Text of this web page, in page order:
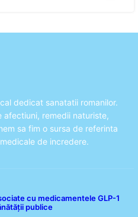
dedicat sanatatii romanilor.
afectiuni, remedii naturiste,
sa fim o sursa de referinta
de incredere.
cu medicamentele GLP-1
publice